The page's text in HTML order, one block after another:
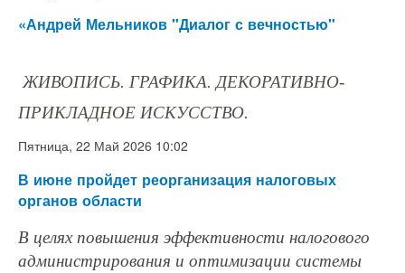
«Андрей Мельников "Диалог с вечностью"
ЖИВОПИСЬ. ГРАФИКА. ДЕКОРАТИВНО-
ПРИКЛАДНОЕ ИСКУССТВО.
Пятница, 22 Май 2026 10:02
В июне пройдет реорганизация налоговых
органов области
В целях повышения эффективности налогового
администрирования и оптимизации системы